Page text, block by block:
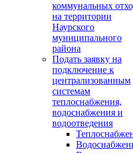
коммунальных
на территории
Наурского
муниципального
района
Подать заявку на
подключение к
централизованным
системам
теплоснабжения,
водоснабжения и
водоотведения